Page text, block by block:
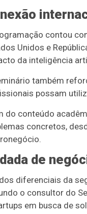
contou
Unidos e
da inteligência
também
possam
do conteúdo
concretos,
de
diferenciais da
o consultor do
em busca de